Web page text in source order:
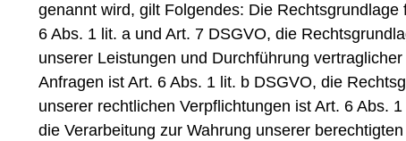
genannt wird, gilt Folgendes: Die
6 Abs. 1 lit. a und Art. 7 DSGVO, die
unserer Leistungen und Durchführung
Anfragen ist Art. 6 Abs. 1 lit. b DSGVO, die
unserer rechtlichen Verpflichtungen ist Art. 6 Abs.
die Verarbeitung zur Wahrung unserer